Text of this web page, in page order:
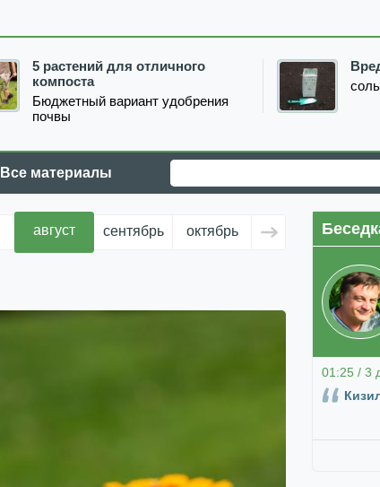
5 растений для отличного
компоста
Бюджетный вариант удобрения
почвы
Все материалы
август сентябрь октябрь ноябрь
01:25 / 3